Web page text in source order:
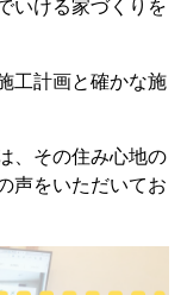
いける家づくりを
工計画と確かな施
、その住み心地の
声をいただいてお